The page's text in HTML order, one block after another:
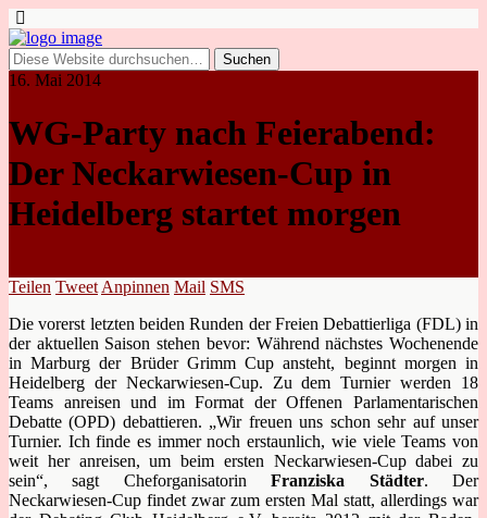
16. Mai 2014
WG-Party nach Feierabend:
Der Neckarwiesen-Cup in
Heidelberg startet morgen
Teilen Tweet Anpinnen Mail SMS
Die vorerst letzten beiden Runden der Freien Debattierliga (FDL) in
der aktuellen Saison stehen bevor: Während nächstes Wochenende
in Marburg der Brüder Grimm Cup ansteht, beginnt morgen in
Heidelberg der Neckarwiesen-Cup. Zu dem Turnier werden 18
Teams anreisen und im Format der Offenen Parlamentarischen
Debatte (OPD) debattieren. „Wir freuen uns schon sehr auf unser
Turnier. Ich finde es immer noch erstaunlich, wie viele Teams von
weit her anreisen, um beim ersten Neckarwiesen-Cup dabei zu
sein“, sagt CheforganisatorinFranziska Städter. Der
Neckarwiesen-Cup findet zwar zum ersten Mal statt, allerdings war